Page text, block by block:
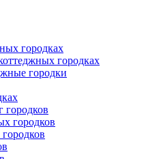
городках
городках
городки
городков
городков